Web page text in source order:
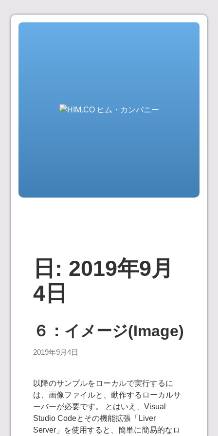
コ
日: 2019年9月
4日
６：イメージ(Image)
2019年9月4日
以降のサンプルをローカルで実行するに
は、画像ファイルと、動作するローカルサ
ーバーが必要です。 とはいえ、Visual
Studio Codeとその機能拡張「Liver
Server」を使用すると、簡単に簡易的なロ